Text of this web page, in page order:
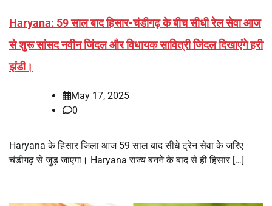
Haryana: 59 साल बाद हिसार-चंडीगढ़ के बीच सीधी रेल सेवा आज
से शुरू सांसद नवीन जिंदल और विधायक सावित्री जिंदल दिखाएंगे हरी
झंडी।
May 17, 2025
0
Haryana के हिसार जिला आज 59 साल बाद सीधे ट्रेन सेवा के जरिए
चंडीगढ़ से जुड़ जाएगा। Haryana राज्य बनने के बाद से ही हिसार […]